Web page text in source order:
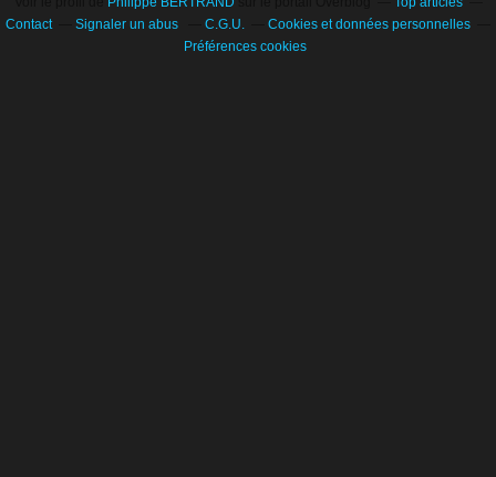
Contact
Signaler un abus C.G.U.
Cookies et données personnelles
Préférences cookies